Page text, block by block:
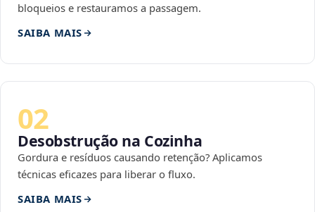
bloqueios e restauramos a passagem.
SAIBA MAIS
02
Desobstrução na Cozinha
Gordura e resíduos causando retenção? Aplicamos
técnicas eficazes para liberar o fluxo.
SAIBA MAIS